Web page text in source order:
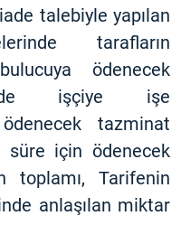
talebiyle yapılan
tarafların
ödenecek
işçiye işe
tazminat
süre için ödenecek
toplamı, Tarifenin
anlaşılan miktar